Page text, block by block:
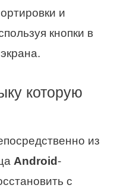
и
кнопки в
которую
из
Android-
с